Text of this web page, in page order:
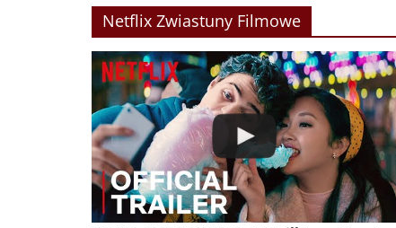
Netflix Zwiastuny Filmowe